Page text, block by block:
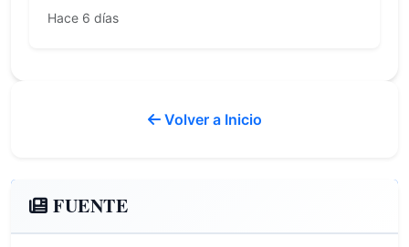
Hace 6 días
Volver a Inicio
FUENTE